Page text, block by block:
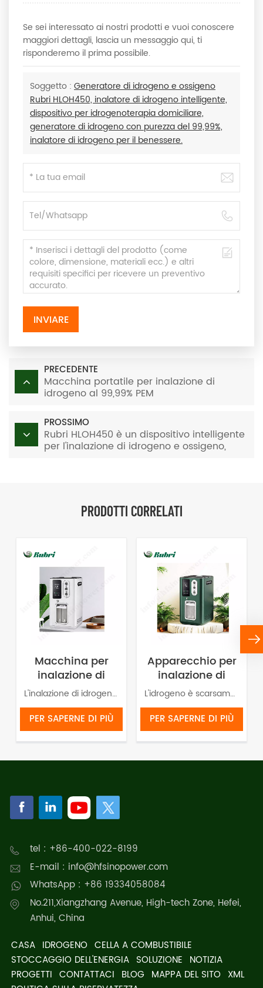
Se sei interessato ai nostri prodotti e vuoi conoscere
maggiori dettagli, lascia un messaggio qui, ti
risponderemo il prima possibile.
Soggetto : Generatore di idrogeno e ossigeno
Rubri HLOH450, inalatore di idrogeno intelligente,
dispositivo per idrogenoterapia domiciliare,
generatore di idrogeno con purezza del 99,99%,
inalatore di idrogeno per il benessere.
INVIARE
PRECEDENTE
Macchina portatile per inalazione di
idrogeno al 99,99% PEM
PROSSIMO
Rubri HLOH450 è un dispositivo intelligente
per l'inalazione di idrogeno e ossigeno,
PRODOTTI CORRELATI
Macchina per
inalazione di
idrogeno al
99,99% Rubri 1800
ml/min
L'inalazione di idrogeno (HHO) consente al corpo di assumere una grande quantità di idrogeno.
PER SAPERNE DI PIÙ
Apparecchio per
inalazione di
idrogeno HOR
1800 ml/min
99,99%
L'idrogeno è scarsamente solubile in acqua e quindi la maggior parte di esso viene rilasciata nell'aria sotto forma gassosa. Pertanto, tramite inalazione è possibile ottenere un'elevata concentrazione di idrogeno in un breve periodo di tempo. L'inalazione di idrogeno (HHO) permette all'organismo di assorbirne una grande quantità. Viene assorbito meglio dal cervello, dal sistema nervoso, dal sistema circolatorio e dai polmoni. L'idrogeno possiede proprietà "antiossidanti selettive", il che significa che neutralizza selettivamente i radicali liberi tossici nel corpo umano senza intaccare quelli benefici. Questo può alleviare lo stress ossidativo, esercitando effetti antinfiammatori e antiapoptotici.
PER SAPERNE DI PIÙ
tel : +86-400-022-8199
E-mail : info@hfsinopower.com
WhatsApp : +86 19334058084
No.211,Xiangzhang Avenue, High-tech Zone, Hefei,
Anhui, China
CASA IDROGENO CELLA A COMBUSTIBILE
STOCCAGGIO DELL'ENERGIA SOLUZIONE NOTIZIA
PROGETTI CONTATTACI BLOG MAPPA DEL SITO XML